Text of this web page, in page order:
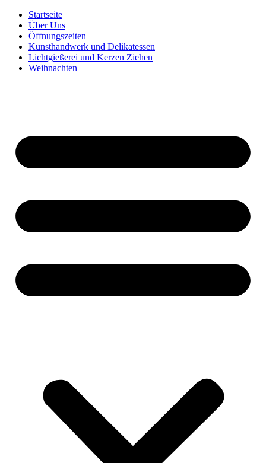
Zum
Inhalt
springen
Startseite
Über Uns
Öffnungszeiten
Kunsthandwerk und Delikatessen
Lichtgießerei und Kerzen Ziehen
Weihnachten